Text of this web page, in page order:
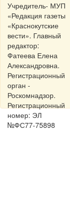
Учредитель- МУП
«Редакция газеты
«Краснокутские
вести». Главный
редактор:
Фатеева Елена
Александровна.
Регистрационный
орган -
Роскомнадзор.
Регистрационный
номер: ЭЛ
№ФС77-75898